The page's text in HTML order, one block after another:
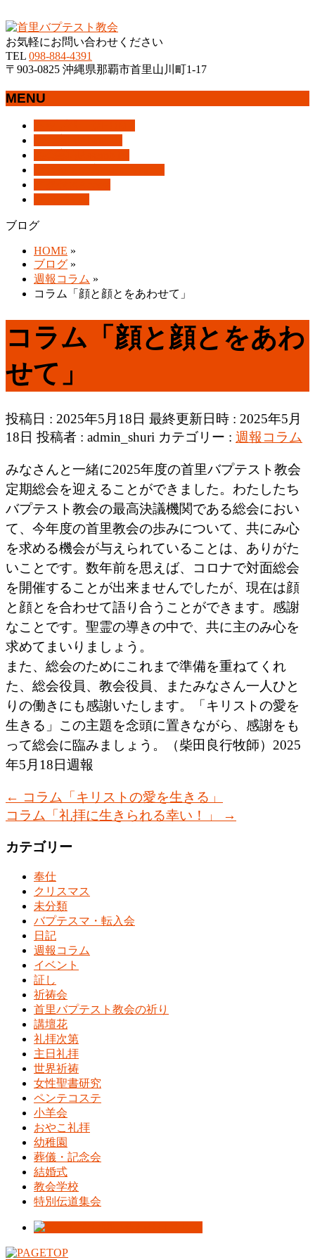
お気軽にお問い合わせください
TEL 098-884-4391
〒903-0825 沖縄県那覇市首里山川町1-17
MENU
す
ブログ
HOME »
ブログ »
週報コラム »
コラム「顔と顔とをあわせて」
コラム「顔と顔とをあわ
せて」
投稿日 : 2025年5月18日 最終更新日時 : 2025年5月
18日 投稿者 : admin_shuri カテゴリー : 週報コラム
みなさんと一緒に2025年度の首里バプテスト教会
定期総会を迎えることができました。わたしたち
バプテスト教会の最高決議機関である総会におい
て、今年度の首里教会の歩みについて、共にみ心
を求める機会が与えられていることは、ありがた
いことです。数年前を思えば、コロナで対面総会
を開催することが出来ませんでしたが、現在は顔
と顔とを合わせて語り合うことができます。感謝
なことです。聖霊の導きの中で、共に主のみ心を
求めてまいりましょう。
また、総会のためにこれまで準備を重ねてくれ
た、総会役員、教会役員、またみなさん一人ひと
りの働きにも感謝いたします。「キリストの愛を
生きる」この主題を念頭に置きながら、感謝をも
って総会に臨みましょう。（柴田良行牧師）2025
年5月18日週報
← コラム「キリストの愛を生きる」
コラム「礼拝に生きられる幸い！」
→
カテゴリー
奉仕
クリスマス
未分類
バプテスマ・転入会
日記
週報コラム
イベント
証し
祈祷会
首里バプテスト教会の祈り
講壇花
礼拝次第
主日礼拝
世界祈祷
女性聖書研究
ペンテコステ
小羊会
おやこ礼拝
幼稚園
葬儀・記念会
結婚式
教会学校
特別伝道集会